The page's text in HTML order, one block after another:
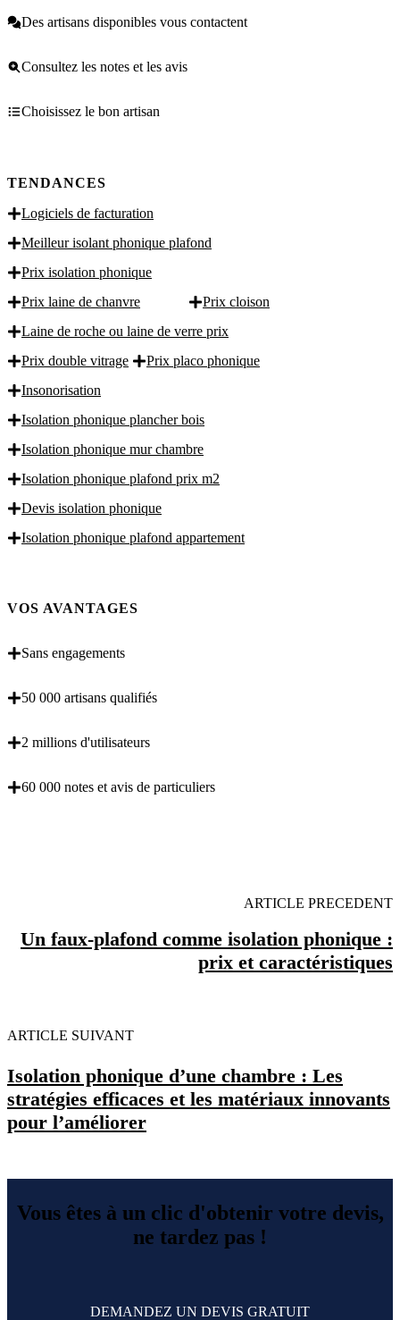
Des artisans disponibles vous contactent
Consultez les notes et les avis
Choisissez le bon artisan
TENDANCES
Logiciels de facturation
Meilleur isolant phonique plafond
Prix isolation phonique
Prix laine de chanvre
Prix cloison
Laine de roche ou laine de verre prix
Prix double vitrage
Prix placo phonique
Insonorisation
Isolation phonique plancher bois
Isolation phonique mur chambre
Isolation phonique plafond prix m2
Devis isolation phonique
Isolation phonique plafond appartement
VOS AVANTAGES
Sans engagements
50 000 artisans qualifiés
2 millions d'utilisateurs
60 000 notes et avis de particuliers
ARTICLE PRECEDENT
Un faux-plafond comme isolation phonique :
prix et caractéristiques
ARTICLE SUIVANT
Isolation phonique d’une chambre : Les
stratégies efficaces et les matériaux innovants
pour l’améliorer
Vous êtes à un clic d'obtenir votre devis,
ne tardez pas !
DEMANDEZ UN DEVIS GRATUIT